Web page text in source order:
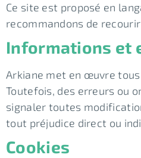
Ce site est proposé en
recommandons de
Informations et
Arkiane met en œuvre
Toutefois, des erreurs ou
signaler toutes
tout préjudice direct ou
Cookies